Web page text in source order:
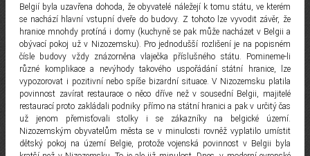
Belgií byla uzavřena dohoda, že obyvatelé náležejí k tomu státu, ve kterém
se nachází hlavní vstupní dveře do budovy. Z tohoto lze vyvodit závěr, že
hranice mnohdy protíná i domy (kuchyně se pak může nacházet v Belgii a
obývací pokoj už v Nizozemsku). Pro jednodušší rozlišení je na popisném
čísle budovy vždy znázorněna vlaječka příslušného státu. Pomineme-li
různé komplikace a nevýhody takového uspořádání státní hranice, lze
vypozorovat i pozitivní nebo spíše bizardní situace. V Nizozemsku platila
povinnost zavírat restaurace o něco dříve než v sousední Belgii, majitelé
restaurací proto zakládali podniky přímo na státní hranici a pak v určitý čas
už jenom přemisťovali stolky i se zákazníky na belgické území.
Nizozemským obyvatelům města se v minulosti rovněž vyplatilo umístit
dětský pokoj na území Belgie, protože vojenská povinnost v Belgii byla